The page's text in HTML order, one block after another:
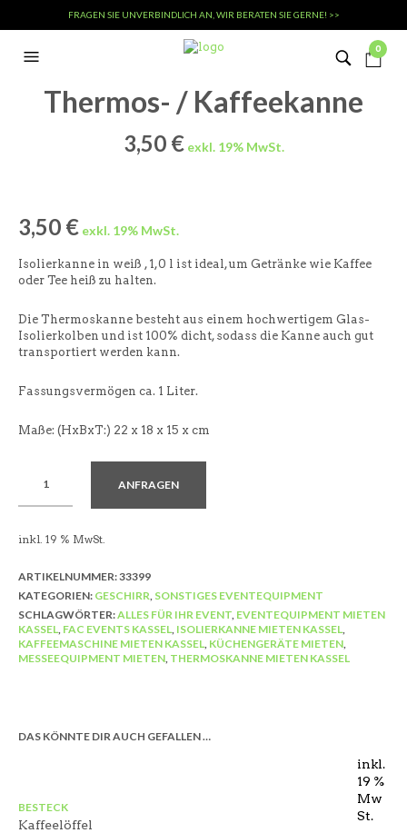
FRAGEN SIE UNVERBINDLICH AN, WIR BERATEN SIE GERNE! >>
0
Thermos- / Kaffeekanne
3,50 €
3,50 €
Isolierkanne in weiß , 1,0 l ist ideal, um Getränke wie Kaffee
oder Tee heiß zu halten.
Die Thermoskanne besteht aus einem hochwertigem Glas-
Isolierkolben und ist 100% dicht, sodass die Kanne auch gut
transportiert werden kann.
Fassungsvermögen ca. 1 Liter.
Maße: (HxBxT:) 22 x 18 x 15 x cm
ANFRAGEN
inkl. 19 % MwSt.
ARTIKELNUMMER:33399
KATEGORIEN: GESCHIRR, SONSTIGES EVENTEQUIPMENT
SCHLAGWÖRTER:ALLES FÜR IHR EVENT, EVENTEQUIPMENT MIETEN
KASSEL, FAC EVENTS KASSEL, ISOLIERKANNE MIETEN KASSEL,
KAFFEEMASCHINE MIETEN KASSEL, KÜCHENGERÄTE MIETEN,
MESSEEQUIPMENT MIETEN, THERMOSKANNE MIETEN KASSEL
DAS KÖNNTE DIR AUCH GEFALLEN …
inkl.
19 %
Mw
St.
BESTECK
Kaffeelöffel